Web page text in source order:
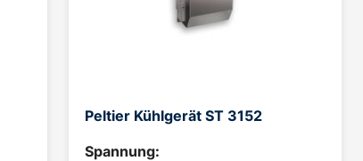
Peltier Kühlgerät ST 3152
Spannung: